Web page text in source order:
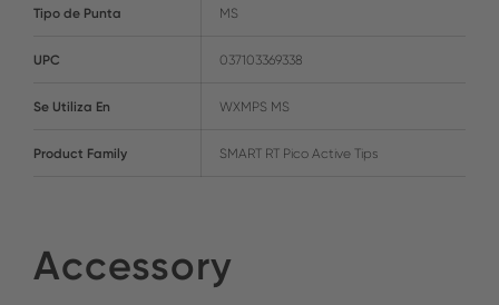
Tipo de Punta MS
UPC 037103369338
Se Utiliza En WXMPS MS
Product Family SMART RT Pico Active Tips
Accessory